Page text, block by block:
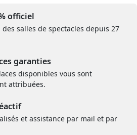
officiel
salles de spectacles depuis 27
garanties
disponibles vous sont
attribuées.
et assistance par mail et par